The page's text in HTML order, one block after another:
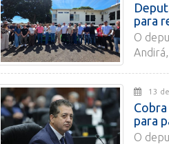
para
O
13
para
O